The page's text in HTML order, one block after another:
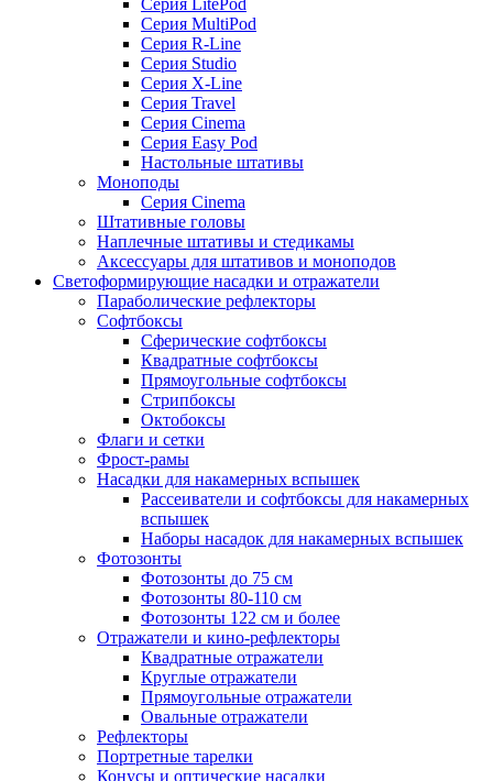
Серия LitePod
Серия MultiPod
Серия R-Line
Серия Studio
Серия X-Line
Серия Travel
Серия Cinema
Серия Easy Pod
Настольные штативы
Моноподы
Серия Cinema
Штативные головы
Наплечные штативы и стедикамы
Аксессуары для штативов и моноподов
Светоформирующие насадки и отражатели
Параболические рефлекторы
Софтбоксы
Сферические софтбоксы
Квадратные софтбоксы
Прямоугольные софтбоксы
Стрипбоксы
Октобоксы
Флаги и сетки
Фрост-рамы
Насадки для накамерных вспышек
Рассеиватели и софтбоксы для накамерных
вспышек
Наборы насадок для накамерных вспышек
Фотозонты
Фотозонты до 75 см
Фотозонты 80-110 см
Фотозонты 122 см и более
Отражатели и кино-рефлекторы
Квадратные отражатели
Круглые отражатели
Прямоугольные отражатели
Овальные отражатели
Рефлекторы
Портретные тарелки
Конусы и оптические насадки